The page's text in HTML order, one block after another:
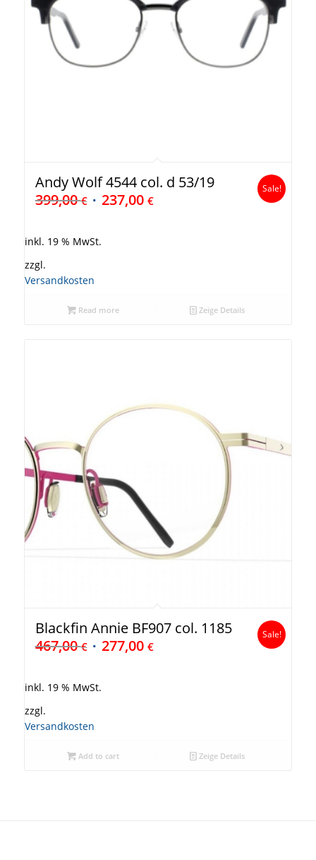
Andy Wolf 4544 col. d 53/19
399,00€ 237,00 €
Sale!
inkl. 19 % MwSt.
zzgl.
Versandkosten
Read more Zeige Details
Blackfin Annie BF907 col. 1185
467,00€ 277,00 €
Sale!
inkl. 19 % MwSt.
zzgl.
Versandkosten
Add to cart Zeige Details